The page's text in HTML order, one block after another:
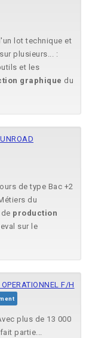
lot technique et
plusieurs... :
et les
graphique du
de type Bac +2
du
production
sur le
F/H
plus de 13 000
partie...